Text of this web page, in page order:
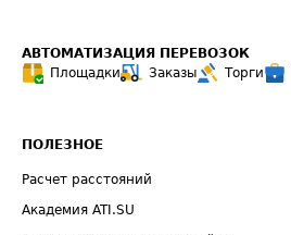
АВТОМАТИЗАЦИЯ ПЕРЕВОЗОК
Площадки
Заказы Торги
ПОЛЕЗНОЕ
Расчет расстояний
Академия ATI.SU